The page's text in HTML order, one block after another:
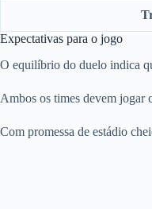
Expectativas para o jogo
O equilíbrio do duelo indica
Ambos os times devem jogar
Com promessa de estádio